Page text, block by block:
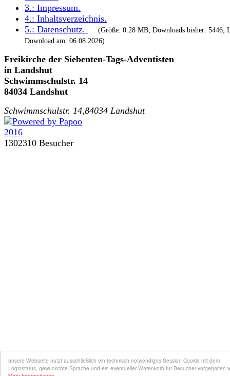
unsere Webseite nutzt ausschließlich ein technisch notwendiges Session Cookie mit dem
Loginstatus, gewünschte Sprache und ein eventueller Warenkorb für Besucher vorgehalten
3.: Impressum.
4.: Inhaltsverzeichnis.
5.: Datenschutz.
(Größe: 0.28 MB; Downloads bisher: 5446;
Download am: 06.08.2026)
Freikirche der Siebenten-Tags-Adventisten
in Landshut
Schwimmschulstr. 14
84034 Landshut
Schwimmschulstr. 14,84034 Landshut
1302310 Besucher